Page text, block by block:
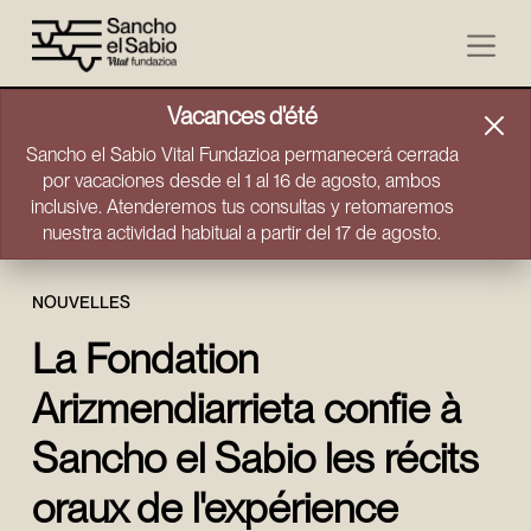
Aller directement au contenu
Vacances d'été
Sancho el Sabio Vital Fundazioa permanecerá cerrada
por vacaciones desde el 1 al 16 de agosto, ambos
inclusive. Atenderemos tus consultas y retomaremos
nuestra actividad habitual a partir del 17 de agosto.
NOUVELLES
La Fondation
Arizmendiarrieta confie à
Sancho el Sabio les récits
oraux de l'expérience